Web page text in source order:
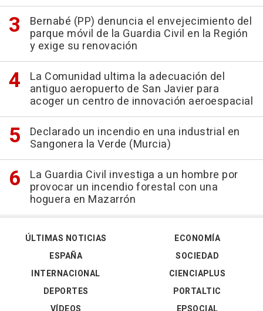
Bernabé (PP) denuncia el envejecimiento del
parque móvil de la Guardia Civil en la Región
y exige su renovación
La Comunidad ultima la adecuación del
antiguo aeropuerto de San Javier para
acoger un centro de innovación aeroespacial
Declarado un incendio en una industrial en
Sangonera la Verde (Murcia)
La Guardia Civil investiga a un hombre por
provocar un incendio forestal con una
hoguera en Mazarrón
ÚLTIMAS NOTICIAS
ESPAÑA
INTERNACIONAL
DEPORTES
ECONOMÍA
SOCIEDAD
CIENCIAPLUS
PORTALTIC